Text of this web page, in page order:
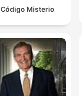
Código Misterio